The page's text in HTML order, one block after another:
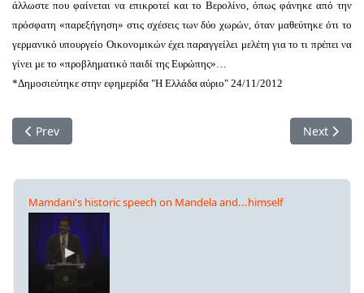
άλλωστε που φαίνεται να επικροτεί και το Βερολίνο, όπως φάνηκε από την
πρόσφατη «παρεξήγηση» στις σχέσεις των δύο χωρών, όταν μαθεύτηκε ότι το
γερμανικό υπουργείο Οικονομικών έχει παραγγείλει μελέτη για το τι πρέπει να
γίνει με το «προβληματικό παιδί της Ευρώπης»…
*Δημοσιεύτηκε στην εφημερίδα "Η Ελλάδα αύριο" 24/11/2012
Previous article: ΑΝΑΚΟΙΝΩΣΗ ΓΙΑ ΤΗΝ ΑΠΟΦΑΣΗ ΤΟΥ
Prev Next
Next
Mamdani's historic speech on Mandela and...himself